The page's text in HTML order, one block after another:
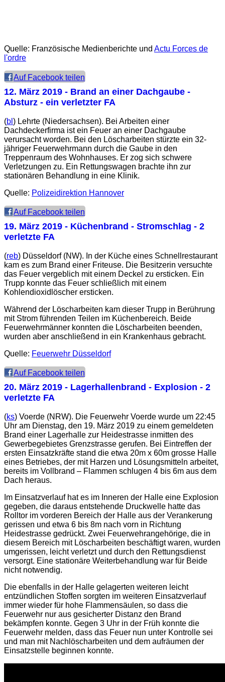
Quelle: Französische Medienberichte und Actu Forces de
l'ordre
Auf Facebook teilen
12. März 2019 - Brand an einer Dachgaube -
Absturz - ein verletzter FA
(bl ) Lehrte (Niedersachsen). Bei Arbeiten einer
Dachdeckerfirma ist ein Feuer an einer Dachgaube
verursacht worden. Bei den Löscharbeiten stürzte ein 32-
jähriger Feuerwehrmann durch die Gaube in den
Treppenraum des Wohnhauses. Er zog sich schwere
Verletzungen zu. Ein Rettungswagen brachte ihn zur
stationären Behandlung in eine Klinik.
Quelle: Polizeidirektion Hannover
Auf Facebook teilen
19. März 2019 - Küchenbrand - Stromschlag - 2
verletzte FA
(reb) Düsseldorf (NW). In der Küche eines Schnellrestaurant
kam es zum Brand einer Friteuse. Die Besitzerin versuchte
das Feuer vergeblich mit einem Deckel zu ersticken. Ein
Trupp konnte das Feuer schließlich mit einem
Kohlendioxidlöscher ersticken.
Während der Löscharbeiten kam dieser Trupp in Berührung
mit Strom führenden Teilen im Küchenbereich. Beide
Feuerwehrmänner konnten die Löscharbeiten beenden,
wurden aber anschließend in ein Krankenhaus gebracht.
Quelle: Feuerwehr Düsseldorf
Auf Facebook teilen
20. März 2019 - Lagerhallenbrand - Explosion - 2
verletzte FA
(ks) Voerde (NRW). Die Feuerwehr Voerde wurde um 22:45
Uhr am Dienstag, den 19. März 2019 zu einem gemeldeten
Brand einer Lagerhalle zur Heidestrasse inmitten des
Gewerbegebietes Grenzstrasse gerufen. Bei Eintreffen der
ersten Einsatzkräfte stand die etwa 20m x 60m grosse Halle
eines Betriebes, der mit Harzen und Lösungsmitteln arbeitet,
bereits im Vollbrand – Flammen schlugen 4 bis 6m aus dem
Dach heraus.
Im Einsatzverlauf hat es im Inneren der Halle eine Explosion
gegeben, die daraus entstehende Druckwelle hatte das
Rolltor im vorderen Bereich der Halle aus der Verankerung
gerissen und etwa 6 bis 8m nach vorn in Richtung
Heidestrasse gedrückt. Zwei Feuerwehrangehörige, die in
diesem Bereich mit Löscharbeiten beschäftigt waren, wurden
umgerissen, leicht verletzt und durch den Rettungsdienst
versorgt. Eine stationäre Weiterbehandlung war für Beide
nicht notwendig.
Die ebenfalls in der Halle gelagerten weiteren leicht
entzündlichen Stoffen sorgten im weiteren Einsatzverlauf
immer wieder für hohe Flammensäulen, so dass die
Feuerwehr nur aus gesicherter Distanz den Brand
bekämpfen konnte. Gegen 3 Uhr in der Früh konnte die
Feuerwehr melden, dass das Feuer nun unter Kontrolle sei
und man mit Nachlöscharbeiten und dem aufräumen der
Einsatzstelle beginnen konnte.